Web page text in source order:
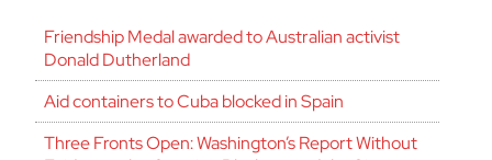
Friendship Medal awarded to Australian activist
Donald Dutherland
Aid containers to Cuba blocked in Spain
Three Fronts Open: Washington’s Report Without